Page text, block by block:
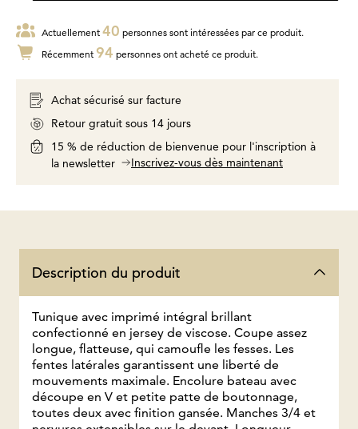
Actuellement 40 personnes sont intéressées par ce produit.
Récemment 94 personnes ont acheté ce produit.
Achat sécurisé sur facture
Retour gratuit sous 14 jours
15 % de réduction de bienvenue pour l'inscription à
la newsletter
Inscrivez-vous dès maintenant
Description du produit
Tunique avec imprimé intégral brillant
confectionné en jersey de viscose. Coupe assez
longue, flatteuse, qui camoufle les fesses. Les
fentes latérales garantissent une liberté de
mouvements maximale. Encolure bateau avec
découpe en V et petite patte de boutonnage,
toutes deux avec finition gansée. Manches 3/4 et